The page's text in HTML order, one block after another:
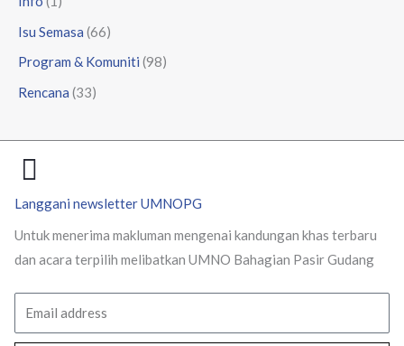
Isu Semasa (66)
Program & Komuniti (98)
Rencana (33)
Langgani newsletter UMNOPG
Untuk menerima makluman mengenai kandungan khas terbaru
dan acara terpilih melibatkan UMNO Bahagian Pasir Gudang